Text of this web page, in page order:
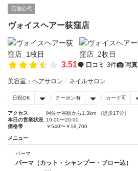
店舗公式
ヴォイスヘアー荻窪店
3.51 口コミ 3件 写真
美容室・ヘアサロン ネイルサロン
日祝OK クーポン有 カード可
アクセス
阿佐ケ谷駅から1.3km （徒歩17分）
本日の営業状況 10:00〜20:00
価格帯
￥540〜￥18,700
メニュー
パーマ
パーマ（カット・シャンプー・ブロー込）